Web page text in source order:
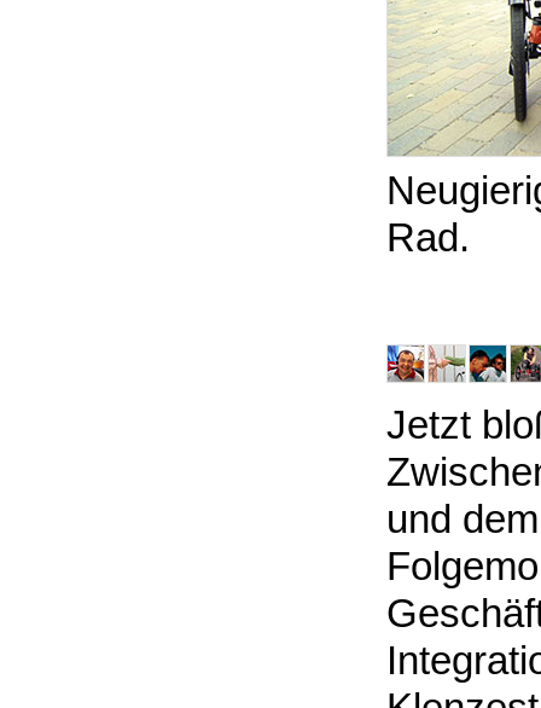
Rad.
Jetzt
und